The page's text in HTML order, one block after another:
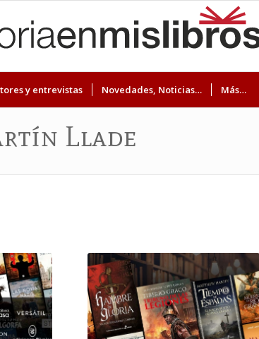
y entrevistas Novedades, Noticias… Más…
Llade